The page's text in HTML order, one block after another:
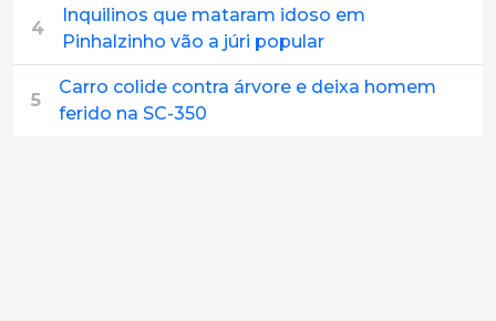
4
Inquilinos que mataram idoso em
Pinhalzinho vão a júri popular
5
Carro colide contra árvore e deixa homem
ferido na SC-350